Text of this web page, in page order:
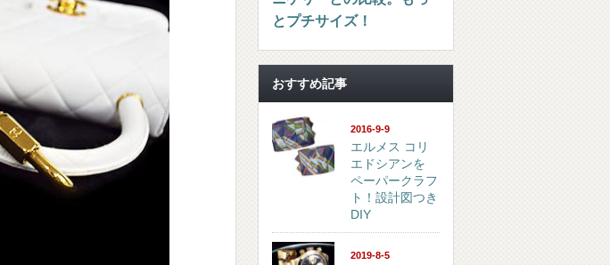
とプチサイズ！
おすすめ記事
2016-9-9
エルメス コリ
エドシアンを
ペーパークラフ
ト！設計図つき
DIY
2019-8-5